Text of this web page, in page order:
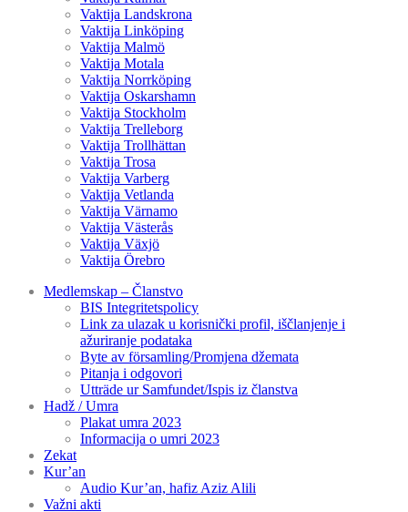
Vaktija Landskrona
Vaktija Linköping
Vaktija Malmö
Vaktija Motala
Vaktija Norrköping
Vaktija Oskarshamn
Vaktija Stockholm
Vaktija Trelleborg
Vaktija Trollhättan
Vaktija Trosa
Vaktija Varberg
Vaktija Vetlanda
Vaktija Värnamo
Vaktija Västerås
Vaktija Växjö
Vaktija Örebro
Medlemskap – Članstvo
BIS Integritetspolicy
Link za ulazak u korisnički profil, iščlanjenje i
ažuriranje podataka
Byte av församling/Promjena džemata
Pitanja i odgovori
Utträde ur Samfundet/Ispis iz članstva
Hadž / Umra
Plakat umra 2023
Informacija o umri 2023
Zekat
Kur’an
Audio Kur’an, hafiz Aziz Alili
Važni akti